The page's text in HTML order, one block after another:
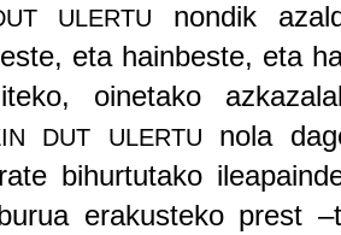
ULERTU nondik
eta hainbeste, eta
oinetako
DUT ULERTU nola
bihurtutako
erakusteko prest–